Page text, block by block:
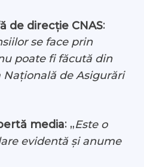
de direcție CNAS:
se face prin
poate fi făcută din
Națională de Asigurări
media: „Este o
evidentă și anume